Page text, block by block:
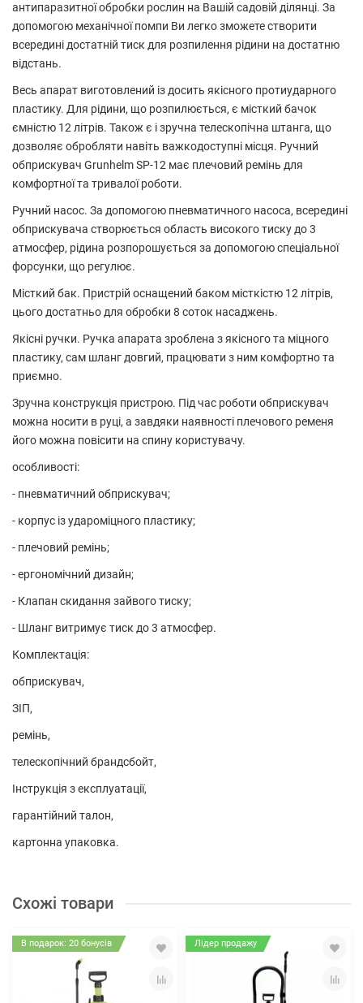
антипаразитної обробки рослин на Вашій садовій ділянці. За
допомогою механічної помпи Ви легко зможете створити
всередині достатній тиск для розпилення рідини на достатню
відстань.
Весь апарат виготовлений із досить якісного протиударного
пластику. Для рідини, що розпилюється, є місткий бачок
ємністю 12 літрів. Також є і зручна телескопічна штанга, що
дозволяє обробляти навіть важкодоступні місця. Ручний
обприскувач Grunhelm SP-12 має плечовий ремінь для
комфортної та тривалої роботи.
Ручний насос. За допомогою пневматичного насоса, всередині
обприскувача створюється область високого тиску до 3
атмосфер, рідина розпорошується за допомогою спеціальної
форсунки, що регулює.
Місткий бак. Пристрій оснащений баком місткістю 12 літрів,
цього достатньо для обробки 8 соток насаджень.
Якісні ручки. Ручка апарата зроблена з якісного та міцного
пластику, сам шланг довгий, працювати з ним комфортно та
приємно.
Зручна конструкція пристрою. Під час роботи обприскувач
можна носити в руці, а завдяки наявності плечового ременя
його можна повісити на спину користувачу.
особливості:
- пневматичний обприскувач;
- корпус із удароміцного пластику;
- плечовий ремінь;
- ергономічний дизайн;
- Клапан скидання зайвого тиску;
- Шланг витримує тиск до 3 атмосфер.
Комплектація:
обприскувач,
ЗІП,
ремінь,
телескопічний брандсбойт,
Інструкція з експлуатації,
гарантійний талон,
картонна упаковка.
Схожі товари
В подарок: 20 бонусів Лідер продажу